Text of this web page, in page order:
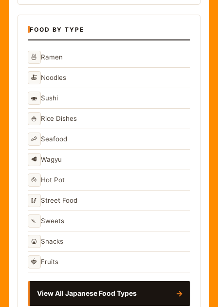
FOOD BY TYPE
🍜 Ramen
🍝 Noodles
🍣 Sushi
🍚 Rice Dishes
🦐 Seafood
🥩 Wagyu
🍲 Hot Pot
🥢 Street Food
🍡 Sweets
🍘 Snacks
🍓 Fruits
View All Japanese Food Types →